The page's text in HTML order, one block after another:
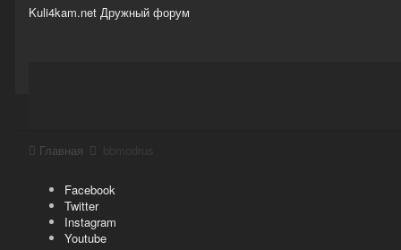
Kuli4kam.net Дружный форум
Главная
Facebook
Twitter
Instagram
Youtube